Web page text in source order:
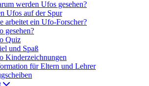
werden Ufos gesehen?
Ufos auf der Spur
arbeitet ein Ufo-Forscher?
gesehen?
Quiz
und Spaß
Kinderzeichnungen
für Eltern und Lehrer